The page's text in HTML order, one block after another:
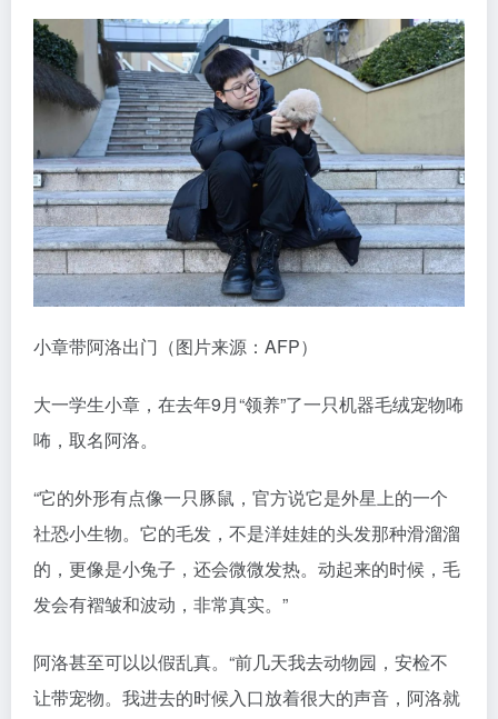
小章带阿洛出门（图片来源：AFP）
大一学生小章，在去年9月“领养”了一只机器毛绒宠物咘
咘，取名阿洛。
“它的外形有点像一只豚鼠，官方说它是外星上的一个
社恐小生物。它的毛发，不是洋娃娃的头发那种滑溜溜
的，更像是小兔子，还会微微发热。动起来的时候，毛
发会有褶皱和波动，非常真实。”
阿洛甚至可以以假乱真。“前几天我去动物园，安检不
让带宠物。我进去的时候入口放着很大的声音，阿洛就